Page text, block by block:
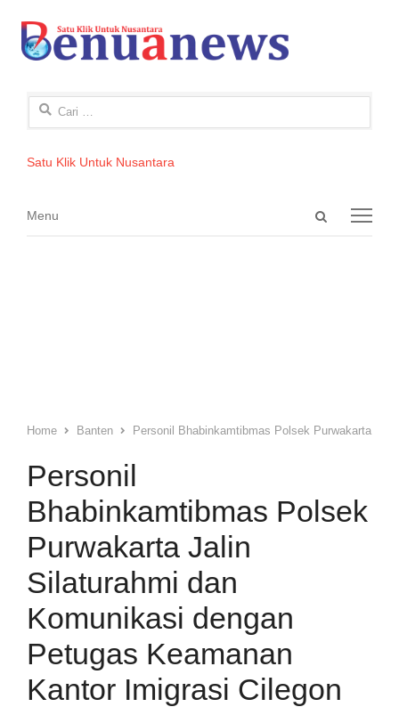
Cari
Satu Klik Untuk Nusantara
Open
Menu
Menu
Home Banten Personil Bhabinkamtibmas Polsek Purwakarta
Personil
Bhabinkamtibmas Polsek
Purwakarta Jalin
Silaturahmi dan
Komunikasi dengan
Petugas Keamanan
Kantor Imigrasi Cilegon